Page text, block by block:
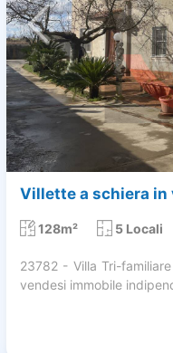
Villette a schiera in
128m² 5 Locali
23782 - Villa Tri-
vendesi immobile